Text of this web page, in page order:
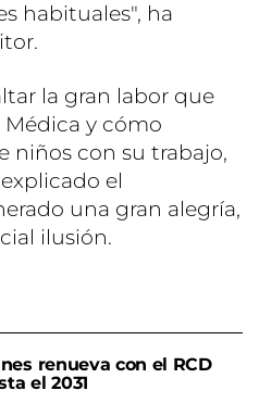
habituales", ha
la gran labor que
Médica y cómo
niños con su trabajo,
el
una gran alegría,
ilusión.
renueva con el RCD
el 2031